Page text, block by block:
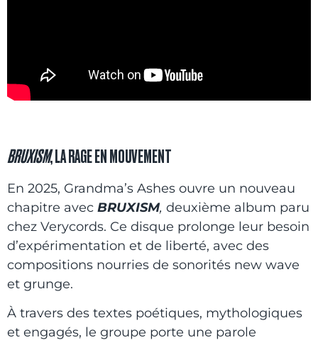
BRUXISM, LA RAGE EN MOUVEMENT
En 2025, Grandma’s Ashes ouvre un nouveau
chapitre avec BRUXISM, deuxième album paru
chez Verycords. Ce disque prolonge leur besoin
d’expérimentation et de liberté, avec des
compositions nourries de sonorités new wave
et grunge.
À travers des textes poétiques, mythologiques
et engagés, le groupe porte une parole